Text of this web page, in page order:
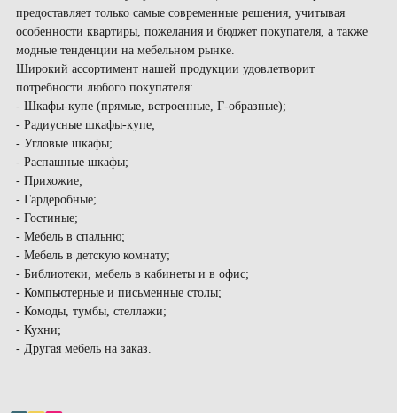
предоставляет только самые современные решения, учитывая
особенности квартиры, пожелания и бюджет покупателя, а также
модные тенденции на мебельном рынке.
Широкий ассортимент нашей продукции удовлетворит
потребности любого покупателя:
- Шкафы-купе (прямые, встроенные, Г-образные);
- Радиусные шкафы-купе;
- Угловые шкафы;
- Распашные шкафы;
- Прихожие;
- Гардеробные;
- Гостиные;
- Мебель в спальню;
- Мебель в детскую комнату;
- Библиотеки, мебель в кабинеты и в офис;
- Компьютерные и письменные столы;
- Комоды, тумбы, стеллажи;
- Кухни;
- Другая мебель на заказ.